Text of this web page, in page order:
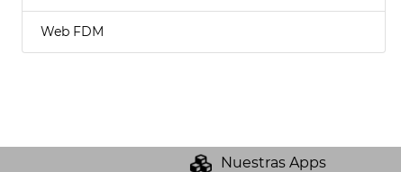
Web FDM
Nuestras Apps